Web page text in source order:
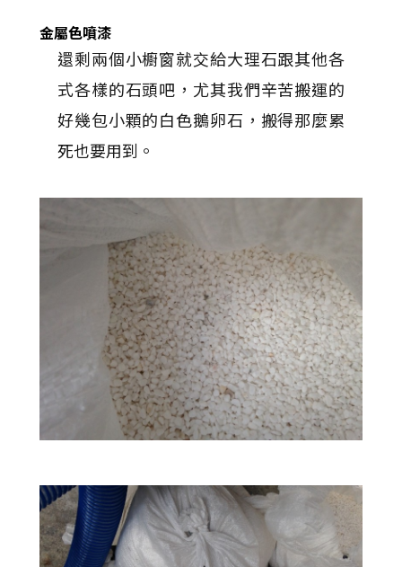
金屬色噴漆
還剩兩個小櫥窗就交給大理石跟其他各
式各樣的石頭吧，尤其我們辛苦搬運的
好幾包小顆的白色鵝卵石，搬得那麼累
死也要用到。